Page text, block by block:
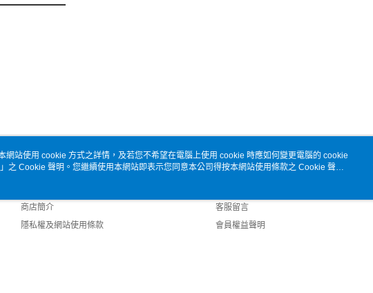
關於我們
商店簡介
隱私權及網站使用條款
客服資訊
客服留言
會員權益聲明
網站使用 cookie 方式之詳情，及若您不希望在電腦上使用 cookie 時應如何變更電腦的 cookie
」之 Cookie 聲明。您繼續使用本網站即表示您同意本公司得按本網站使用條款之 Cookie 聲明